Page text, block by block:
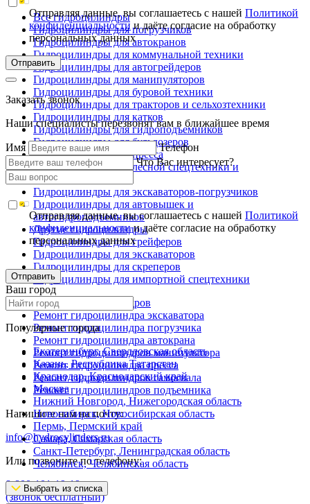
Все гидроцилиндры
Гидроцилиндры для погрузчиков
Гидроцилиндры для автокранов
Гидроцилиндры для коммунальной техники
Гидроцилиндры для автогрейдеров
Гидроцилиндры для манипуляторов
Гидроцилиндры для буровой техники
Гидроцилиндры для тракторов и сельхозтехники
Гидроцилиндры для катков
Гидроцилиндры для гидроподъемников
Гидроцилиндры для бульдозеров
Гидроцилиндры для пресса
Гидроцилиндры для лесной спецтехники и
металловозов
Гидроцилиндры для экскаваторов-погрузчиков
Гидроцилиндры для автовышек и
автогидроподъемников
Другие гидроцилиндры
Гидроцилиндры для грейферов
Гидроцилиндры для экскаваторов
Гидроцилиндры для скреперов
Гидроцилиндры для импортной спецтехники
Ремонт гидроцилиндров
Ремонт гидроцилиндра экскаватора
Ремонт гидроцилиндра погрузчика
Ремонт гидроцилиндра автокрана
Ремонт гидроцилиндров манипулятора
Ремонт гидроцилиндра пресса
Ремонт гидроцилиндров самосвала
Ремонт гидроцилиндров подъемника
Напишите нам на почту:
info@hydrocylinders.ru
Или позвоните по телефону:
8-800-101-19-19
(звонок бесплатный)
Отправляя данные, вы соглашаетесь с нашейПолитикой
конфиденциальностии даёте согласие на обработку
персональных данных
Отправить
Заказать звонок
Наши специалисты перезвонят вам в ближайшее время
Имя
Телефон
Что Вас интересует?
Отправляя данные, вы соглашаетесь с нашейПолитикой
конфиденциальностии даёте согласие на обработку
персональных данных
Отправить
Ваш город
Популярные города
Екатеринбург, Свердловская область
Казань, Республика Татарстан
Краснодар, Краснодарский край
Москва
Нижний Новгород, Нижегородская область
Новосибирск, Новосибирская область
Пермь, Пермский край
Самара, Самарская область
Санкт-Петербург, Ленинградская область
Челябинск, Челябинская область
Выбрать из списка